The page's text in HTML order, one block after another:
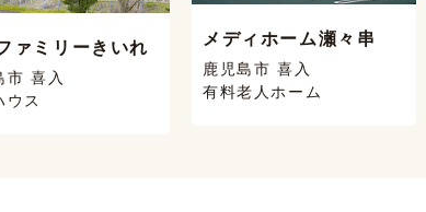
ァミリーきいれ
市 喜入
ウス
メディホーム瀬々串
鹿児島市 喜入
有料老人ホーム